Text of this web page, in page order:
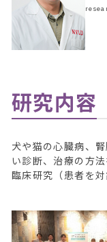
研究内容
犬や猫の心臓病、
い診断、治療の方
臨床研究（患者を